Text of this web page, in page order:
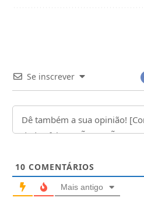
Se inscrever
10 COMENTÁRIOS
Mais antigo